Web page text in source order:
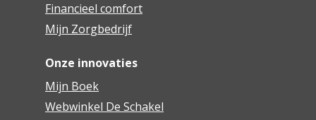
Financieel comfort
Mijn Zorgbedrijf
Onze innovaties
Mijn Boek
Webwinkel De Schakel